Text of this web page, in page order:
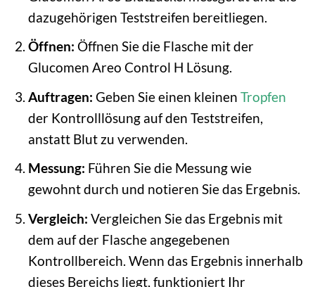
dazugehörigen Teststreifen bereitliegen.
Öffnen: Öffnen Sie die Flasche mit der
Glucomen Areo Control H Lösung.
Auftragen: Geben Sie einen kleinen Tropfen
der Kontrolllösung auf den Teststreifen,
anstatt Blut zu verwenden.
Messung: Führen Sie die Messung wie
gewohnt durch und notieren Sie das Ergebnis.
Vergleich: Vergleichen Sie das Ergebnis mit
dem auf der Flasche angegebenen
Kontrollbereich. Wenn das Ergebnis innerhalb
dieses Bereichs liegt, funktioniert Ihr